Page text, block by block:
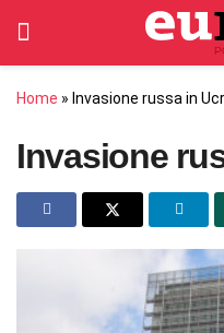
Home » Invasione russa in
Invasione